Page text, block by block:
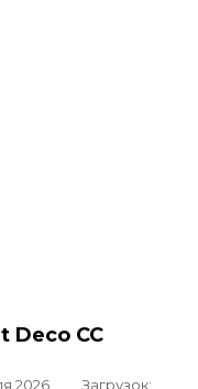
Deco CC
2026
Загрузок: